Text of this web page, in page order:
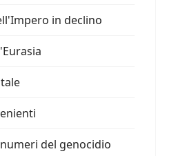
in declino
del genocidio